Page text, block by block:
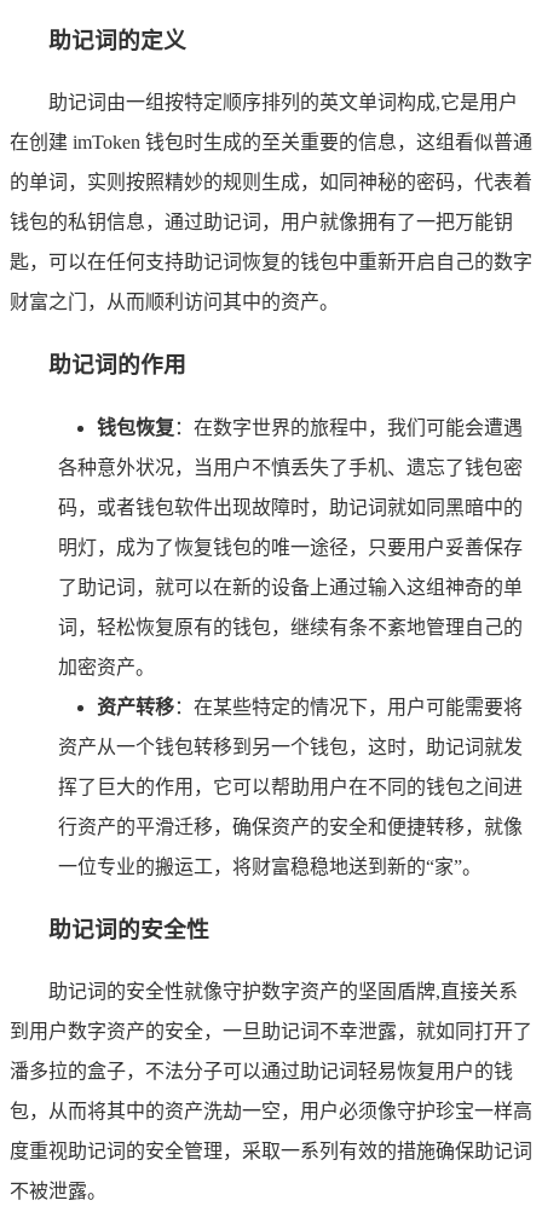
助记词的定义
助记词由一组按特定顺序排列的英文单词构成,它是用户
在创建 imToken 钱包时生成的至关重要的信息，这组看似普通
的单词，实则按照精妙的规则生成，如同神秘的密码，代表着
钱包的私钥信息，通过助记词，用户就像拥有了一把万能钥
匙，可以在任何支持助记词恢复的钱包中重新开启自己的数字
财富之门，从而顺利访问其中的资产。
助记词的作用
钱包恢复 ：在数字世界的旅程中，我们可能会遭遇
各种意外状况，当用户不慎丢失了手机、遗忘了钱包密
码，或者钱包软件出现故障时，助记词就如同黑暗中的
明灯，成为了恢复钱包的唯一途径，只要用户妥善保存
了助记词，就可以在新的设备上通过输入这组神奇的单
词，轻松恢复原有的钱包，继续有条不紊地管理自己的
加密资产。
资产转移：在某些特定的情况下，用户可能需要将
资产从一个钱包转移到另一个钱包，这时，助记词就发
挥了巨大的作用，它可以帮助用户在不同的钱包之间进
行资产的平滑迁移，确保资产的安全和便捷转移，就像
一位专业的搬运工，将财富稳稳地送到新的“家”。
助记词的安全性
助记词的安全性就像守护数字资产的坚固盾牌,直接关系
到用户数字资产的安全，一旦助记词不幸泄露，就如同打开了
潘多拉的盒子，不法分子可以通过助记词轻易恢复用户的钱
包，从而将其中的资产洗劫一空，用户必须像守护珍宝一样高
度重视助记词的安全管理，采取一系列有效的措施确保助记词
不被泄露。